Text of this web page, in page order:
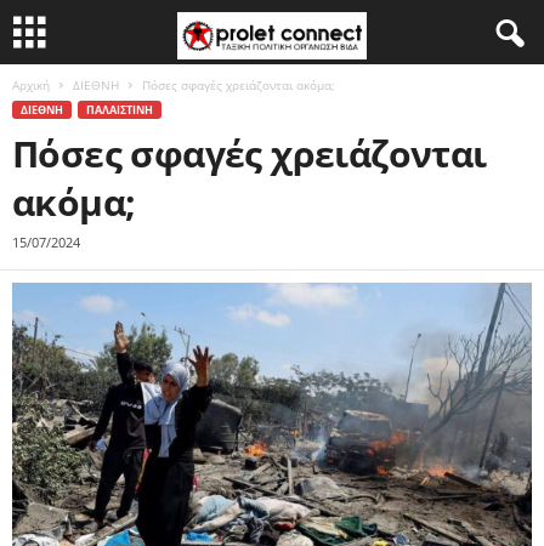
Αρχική ΔΙΕΘΝΗ Πόσες σφαγές χρειάζονται ακόμα;
ΔΙΕΘΝΗ ΠΑΛΑΙΣΤΙΝΗ
Πόσες σφαγές χρειάζονται
ακόμα;
15/07/2024